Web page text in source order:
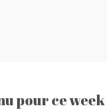
pour ce week